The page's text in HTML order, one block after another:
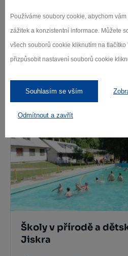
Používáme soubory cookie, abychom
zážitek a konzistentní informace. Můžete
všech souborů cookie kliknutím na
přizpůsobit nastavení souborů cookie
Souhlasím se vším
Odmítnout a zavřít
Vřesník u Humpolce
Humpolec
Školy v přírodě a
Jiskra